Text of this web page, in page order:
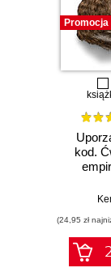
Promocja
kod.
(24,95 zł